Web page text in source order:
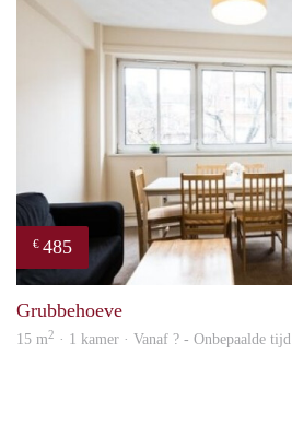
€ 485
Grubbehoeve
15 m2 · 1 kamer · Vanaf ? - Onbepaalde tijd